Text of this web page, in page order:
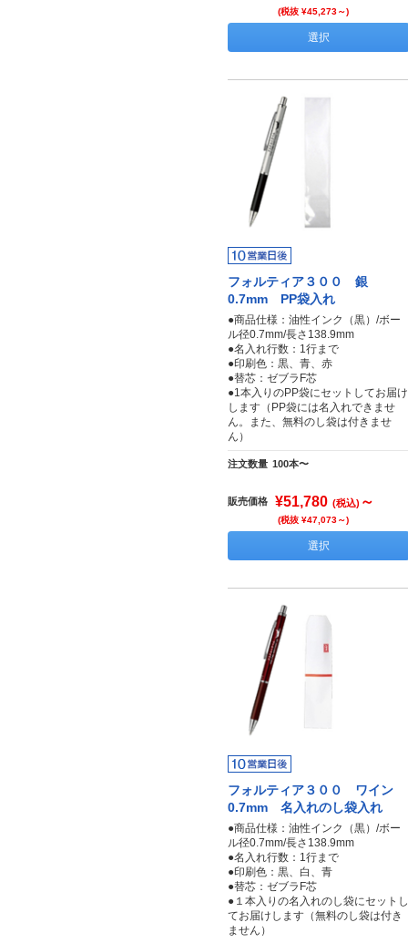
(税抜 ¥45,273～)
選択
フォルティア３００ 銀
0.7mm PP袋入れ
●商品仕様：油性インク（黒）/ボー
ル径0.7mm/長さ138.9mm
●名入れ行数：1行まで
●印刷色：黒、青、赤
●替芯：ゼブラF芯
●1本入りのPP袋にセットしてお届け
します（PP袋には名入れできませ
ん。また、無料のし袋は付きませ
ん）
注文数量 100本〜
販売価格 ¥51,780 (税込) ～
(税抜 ¥47,073～)
選択
フォルティア３００ ワイン
0.7mm 名入れのし袋入れ
●商品仕様：油性インク（黒）/ボー
ル径0.7mm/長さ138.9mm
●名入れ行数：1行まで
●印刷色：黒、白、青
●替芯：ゼブラF芯
●１本入りの名入れのし袋にセットし
てお届けします（無料のし袋は付き
ません）